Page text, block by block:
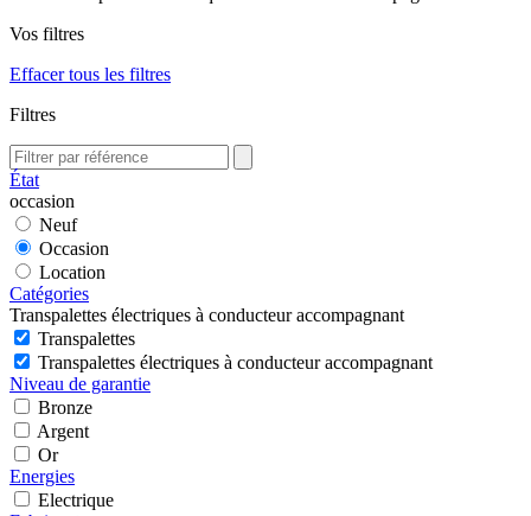
Vos filtres
Effacer tous les filtres
Filtres
État
occasion
Neuf
Occasion
Location
Catégories
Transpalettes électriques à conducteur accompagnant
Transpalettes
Transpalettes électriques à conducteur accompagnant
Niveau de garantie
Bronze
Argent
Or
Energies
Electrique